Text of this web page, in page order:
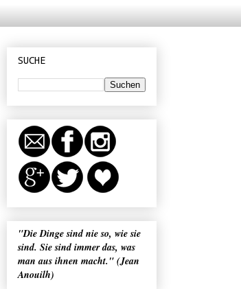
SUCHE
"Die Dinge sind nie so, wie sie
sind. Sie sind immer das, was
man aus ihnen macht." (Jean
Anouilh)